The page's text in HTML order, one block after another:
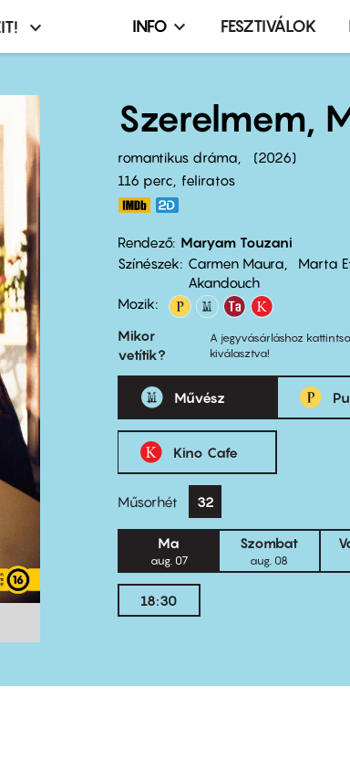
Infó,
terembérlés
menü
INFO FESZTIVÁLOK
Szerelmem,
romantikus dráma
2026
116 perc, feliratos
Rendező Maryam Touzani
Színészek
Carmen Maura Marta
Akandouch
Mozik:
Mikor
vetítik?
A jegyvásárláshoz
kiválasztva!
Művész
Kino Cafe
Műsorhét 32
Ma
aug. 07
Szombat
aug. 08
18:30